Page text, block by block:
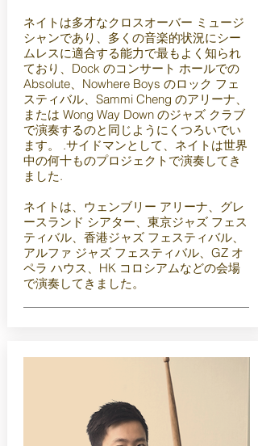
ネイトは多才なクロスオーバー ミュージ
シャンであり、多くの音楽的状況にシー
ムレスに適合する能力で最もよく知られ
ており、Dock のコンサート ホールでの
Absolute、Nowhere Boys のロック フェ
スティバル、Sammi Cheng のアリーナ、
または Wong Way Down のジャズ クラブ
で演奏するのと同じようにくつろいでい
ます。 .サイドマンとして、ネイトは世界
中の何十ものプロジェクトで演奏してき
ました.
ネイトは、ウェンブリー アリーナ、グレ
ースランド シアター、東京ジャズ フェス
ティバル、香港ジャズ フェスティバル、
アルファ ジャズ フェスティバル、GZ オ
ペラ ハウス、HK コロシアムなどの会場
で演奏してきました。